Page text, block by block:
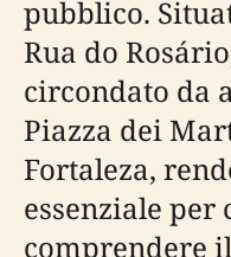
pubblico.
Rua do
circondato da
Piazza dei
Fortaleza,
essenziale
comprendere